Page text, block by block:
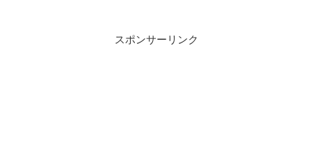
スポンサーリンク